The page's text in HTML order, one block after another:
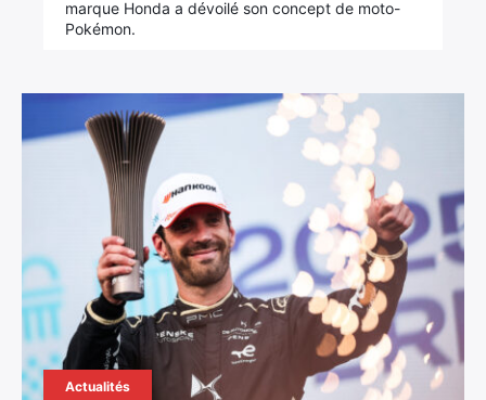
marque Honda a dévoilé son concept de moto-
Pokémon.
Actualités